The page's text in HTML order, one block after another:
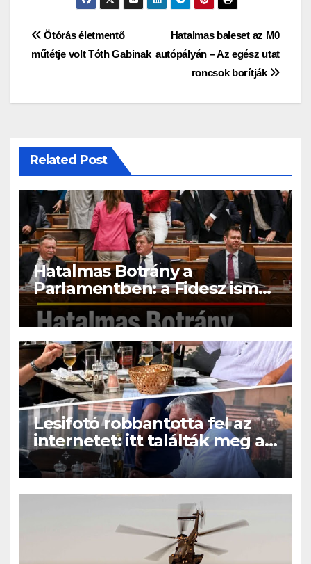
Bejegyzés
navigáció
Hatalmas baleset az M0
autópályán – Az egész utat
roncsok borítják
Ötórás életmentő
műtétje volt Tóth Gabinak
Related Post
Hatalmas Botrány a
Parlamentben: a Fidesz ismét
kitett magáért!
Lesifotó robbantotta fel az
internetet: itt találták meg az
eltűnt Orbán Viktort!